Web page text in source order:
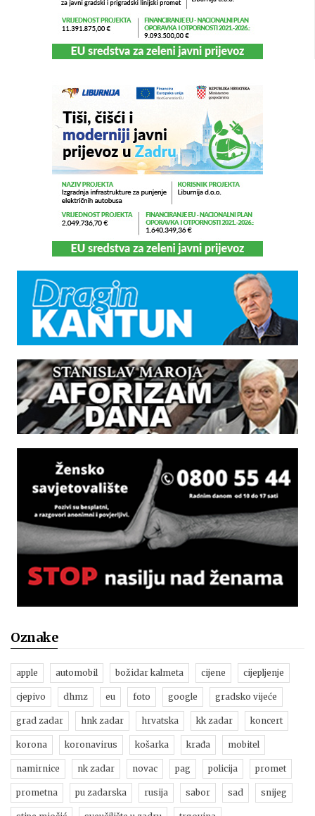
Oznake
apple automobil božidar kalmeta cijene cijepljenje
cjepivo dhmz eu foto google gradsko vijeće
grad zadar hnk zadar hrvatska kk zadar koncert
korona koronavirus košarka krađa mobitel
namirnice nk zadar novac pag policija promet
prometna pu zadarska rusija sabor sad snijeg